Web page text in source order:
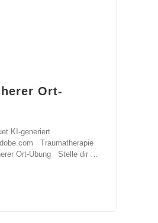
Ort-
KI-generiert
Traumatherapie
Ort-Übung Stelle dir vor